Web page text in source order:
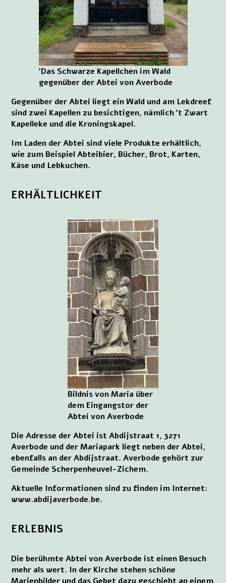
’Das Schwarze Kapellchen im Wald
gegenüber der Abtei von Averbode
Gegenüber der Abtei liegt ein Wald und am Lekdreef
sind zwei Kapellen zu besichtigen, nämlich ’t Zwart
Kapelleke und die Kroningskapel.
Im Laden der Abtei sind viele Produkte erhältlich,
wie zum Beispiel Abteibier, Bücher, Brot, Karten,
Käse und Lebkuchen.
ERHÄLTLICHKEIT
Bildnis von Maria über
dem Eingangstor der
Abtei von Averbode
Die Adresse der Abtei ist Abdijstraat 1, 3271
Averbode und der Mariapark liegt neben der Abtei,
ebenfalls an der Abdijstraat. Averbode gehört zur
Gemeinde Scherpenheuvel-Zichem.
Aktuelle Informationen sind zu finden im Internet:
www.abdijaverbode.be.
ERLEBNIS
Die berühmte Abtei von Averbode ist einen Besuch
mehr als wert. In der Kirche stehen schöne